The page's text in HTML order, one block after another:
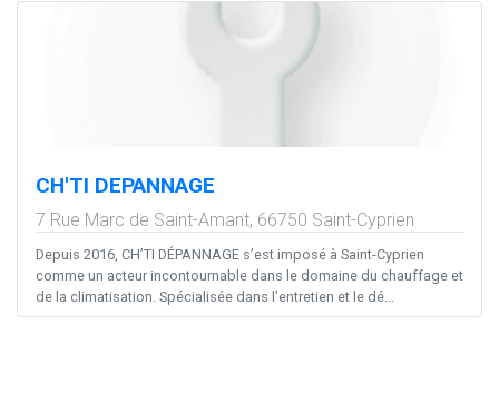
CH'TI DEPANNAGE
7 Rue Marc de Saint-Amant, 66750 Saint-Cyprien
Depuis 2016, CH’TI DÉPANNAGE s’est imposé à Saint-Cyprien
comme un acteur incontournable dans le domaine du chauffage et
de la climatisation. Spécialisée dans l’entretien et le dé...